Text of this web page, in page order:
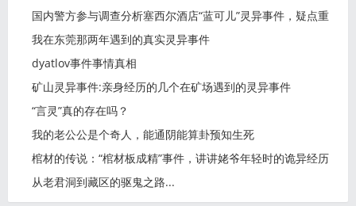
地
国内警方参与调查分析塞西尔酒店“蓝可儿”灵异事件，疑点重
我在东莞那两年遇到的真实灵异事件
dyatlov事件事情真相
矿山灵异事件:亲身经历的几个在矿场遇到的灵异事件
“言灵”真的存在吗？
我的老公公是个奇人，能通阴能算卦预知生死
棺材的传说：“棺材板成精”事件，讲讲姥爷年轻时的诡异经历
从老君洞到藏区的驱鬼之路...